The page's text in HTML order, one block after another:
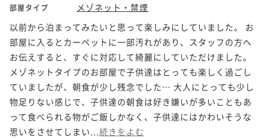
部屋タイプ
メゾネット・禁煙
以前から泊まってみたいと思って楽しみにしていました。 お
部屋に入るとカーペットに一部汚れがあり、スタッフの方へ
お伝えすると、すぐに対応して綺麗にしていただけました。
メゾネットタイプのお部屋で子供達はとっても楽しく過ごし
ていましたが、朝食が少し残念でした… 大人にとっても少し
物足りない感じで、子供達の朝食は好き嫌いが多いこともあ
って食べられる物がご飯しかなく、子供達にはかわいそうな
思いをさせてしまい... 続きをよむ